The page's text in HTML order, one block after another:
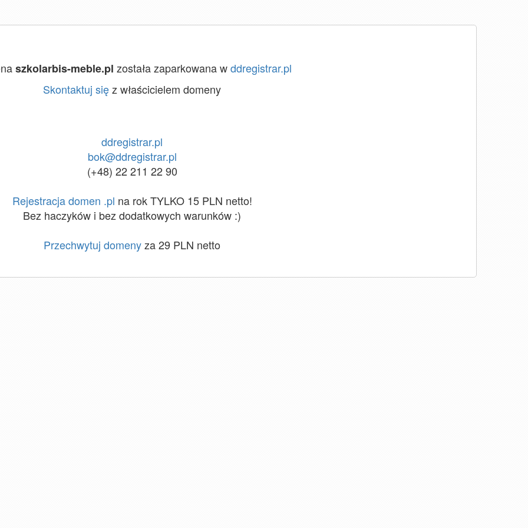
szkolarbis-meble.pl została zaparkowana wddregistrar.pl
Skontaktuj sięz właścicielem domeny
ddregistrar.pl
bok@ddregistrar.pl
(+48) 22 211 22 90
Rejestracja domen .pl na rok TYLKO 15 PLN netto!
Bez haczyków i bez dodatkowych warunków :)
Przechwytuj domenyza 29 PLN netto